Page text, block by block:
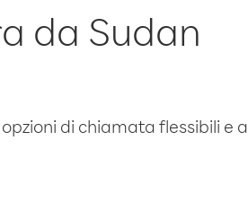
da Sudan
di chiamata flessibili e a